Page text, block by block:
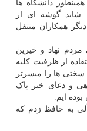
دانشگاه ها
شاید گوشه ای از
همکاران منتقل
نهاد و خیرین
از ظرفیت کلیه
سختی­ ها را میسرتر
و دعای خیر پاک
­ایم.
به حافظ زدم که